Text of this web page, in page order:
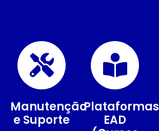
Manutenção
e Suporte
Plataformas
EAD